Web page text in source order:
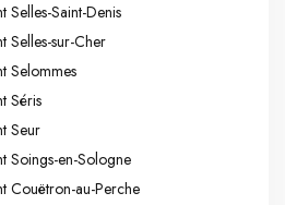
Selles-Saint-Denis
Selles-sur-Cher
Selommes
Séris
Seur
Soings-en-Sologne
Couëtron-au-Perche